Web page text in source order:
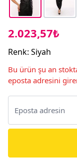
2.023,57₺
Renk: Siyah
Bu ürün şu an
eposta adresini